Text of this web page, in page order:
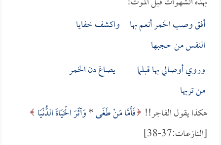
أفق وصب الخمر أنعم بها واكشف خفايا
النفس من حجبها
وروي أوصالي بها قبلما يصاغ دن الخمر
من تربها
هكذا يقول الفاجر!! فَأَمَّا مَنْ طَغَى*وَآثَرَ الْحَيَاةَ الدُّنْيَا
[النازعـات:37-38]